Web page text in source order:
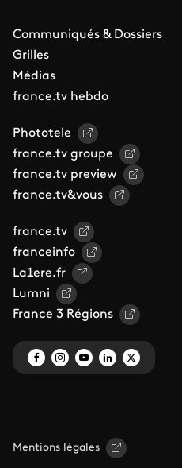
Communiqués & Dossiers
Grilles
Médias
france.tv hebdo
Phototele
france.tv groupe
france.tv preview
france.tv&vous
france.tv
franceinfo
La1ere.fr
Lumni
France 3 Régions
Mentions légales